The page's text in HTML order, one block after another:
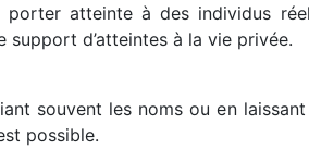
atteinte à des individus
d’atteintes à la vie privée.
souvent les noms ou en
possible.